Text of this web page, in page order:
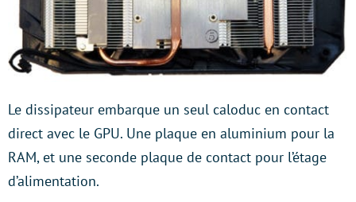
Le dissipateur embarque un seul caloduc en contact
direct avec le GPU. Une plaque en aluminium pour la
RAM, et une seconde plaque de contact pour l’étage
d’alimentation.